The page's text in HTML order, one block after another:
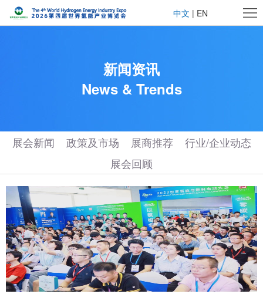
中文 | EN
心
资
体
中
心
下
载
中
心
联
系
我
们
新闻资讯
News & Trends
展会新闻 政策及市场 展商推荐
行业/企业动态
展会回顾